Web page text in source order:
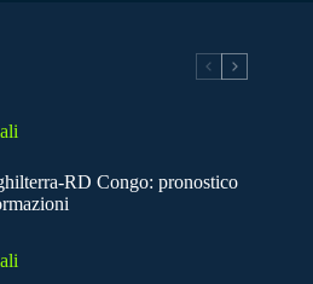
RD Congo: pronostico